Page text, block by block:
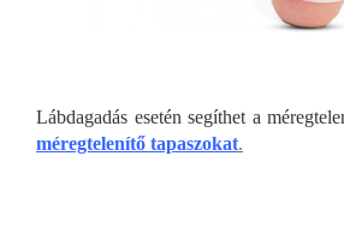
Lábdagadás esetén segíthet a
méregtelenítő tapaszokat.